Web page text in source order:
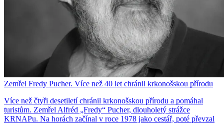
Zemřel Fredy Pucher. Více než 40 let chránil krkonošskou přírodu
Více než čtyři desetiletí chránil krkonošskou přírodu a pomáhal
turistům. Zemřel Alfréd „Fredy“ Pucher, dlouholetý strážce
KRNAPu. Na horách začínal v roce 1978 jako cestář, poté převzal